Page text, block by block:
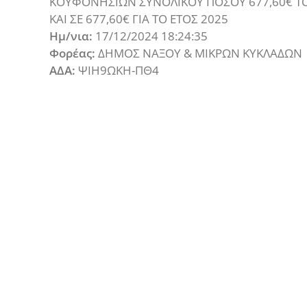
ΚΑΙ ΣΕ 677,60€ ΓΙΑ ΤΟ ΕΤΟΣ 2025
Ημ/νια: 17/12/2024 18:24:35
Φορέας: ΔΗΜΟΣ ΝΑΞΟΥ & ΜΙΚΡΩΝ ΚΥΚΛΑΔΩΝ
ΑΔΑ: ΨΙΗ9ΩΚΗ-ΠΘ4